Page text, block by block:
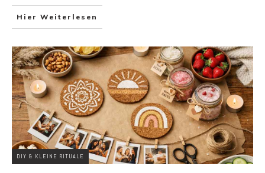
Hier Weiterlesen
DIY & KLEINE RITUALE